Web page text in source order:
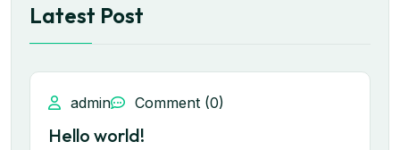
Latest Post
admin Comment (0)
Hello world!